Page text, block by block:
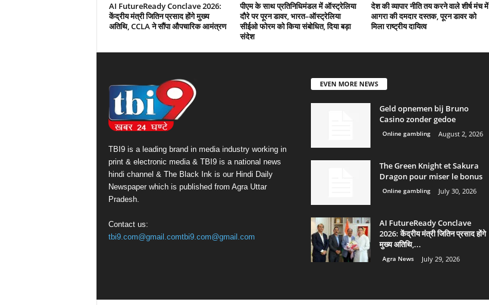
AI FutureReady Conclave 2026:
केंद्रीय मंत्री जितिन प्रसाद होंगे मुख्य
अतिथि, CCLA ने सौंपा औपचारिक आमंत्रण
पीएम के साथ प्रतिनिधिमंडल में ऑस्ट्रेलिया
दौरे पर पूरन डावर, भारत–ऑस्ट्रेलिया
सीईओ फोरम को किया संबोधित, दिया बड़ा
संदेश
देश की व्यापार नीति तय करने वाले शीर्ष मंच में
आगरा की दमदार दस्तक, पूरन डावर को
मिला राष्ट्रीय दायित्व
TBI9 is a leading brand in media industry working in
print & electronic media & TBI9 is a national news
hindi channel & The Black Ink is our Hindi Daily
Newspaper which is published from Agra Uttar
Pradesh.
Contact us:
tbi9.com@gmail.comtbi9.com@gmail.com
EVEN MORE NEWS
Geld opnemen bij Bruno
Casino zonder gedoe
Online gambling August 2, 2026
The Green Knight et Sakura
Dragon pour miser le bonus
Online gambling July 30, 2026
AI FutureReady Conclave
2026: केंद्रीय मंत्री जितिन प्रसाद होंगे
मुख्य अतिथि,...
Agra News July 29, 2026